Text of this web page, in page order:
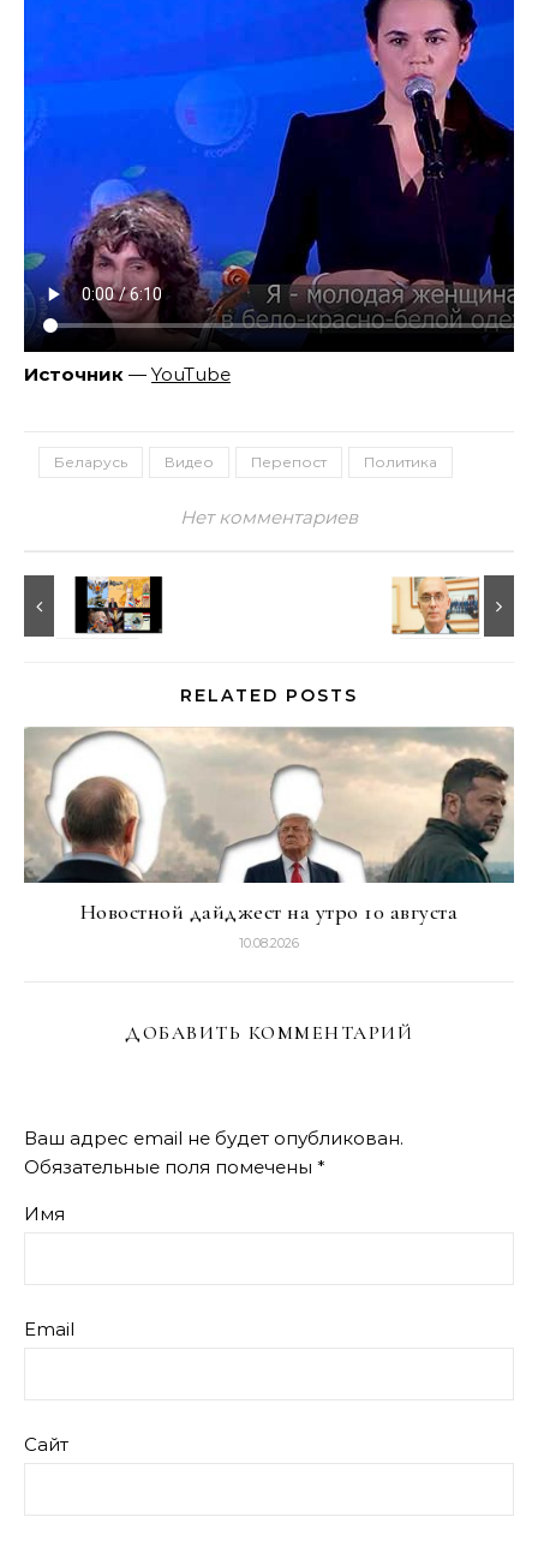
Источник — YouTube
Беларусь Видео Перепост Политика
Нет комментариев
RELATED POSTS
Новостной дайджест на утро 10 августа
10.08.2026
ДОБАВИТЬ КОММЕНТАРИЙ
Ваш адрес email не будет опубликован.
Обязательные поля помечены *
Имя
Email
Сайт